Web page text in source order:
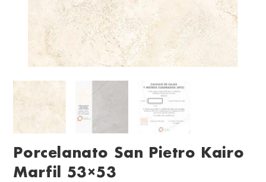
Porcelanato San Pietro Kairo
Marfil 53×53